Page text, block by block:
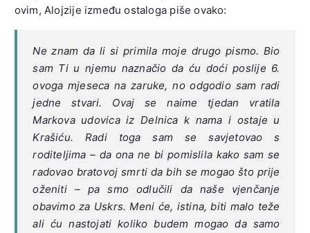
ovim, Alojzije između ostaloga piše ovako:
Ne znam da li si primila moje drugo pismo. Bio
sam Ti u njemu naznačio da ću doći poslije 6.
ovoga mjeseca na zaruke, no odgodio sam radi
jedne stvari. Ovaj se naime tjedan vratila
Markova udovica iz Delnica k nama i ostaje u
Krašiću. Radi toga sam se savjetovao s
roditeljima – da ona ne bi pomislila kako sam se
radovao bratovoj smrti da bih se mogao što prije
oženiti – pa smo odlučili da naše vjenčanje
obavimo za Uskrs. Meni će, istina, biti malo teže
ali ću nastojati koliko budem mogao da samo